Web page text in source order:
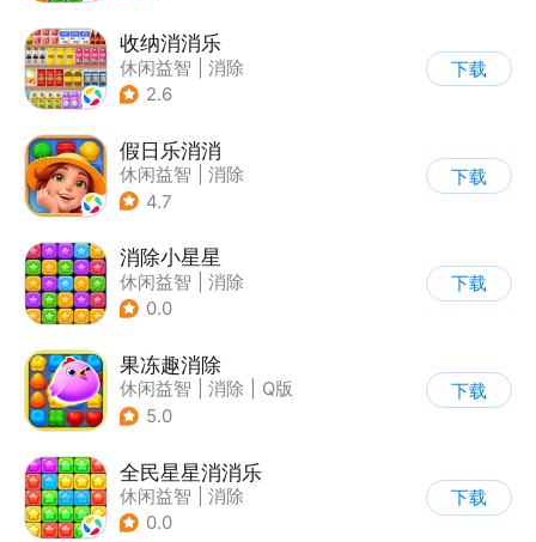
收纳消消乐
休闲益智
消除
2.6
下载
假日乐消消
休闲益智
消除
| 乐元素
4.7
下载
消除小星星
休闲益智
消除
0.0
下载
果冻趣消除
休闲益智 消除
Q版
5.0
下载
全民星星消消乐
休闲益智
消除
0.0
下载